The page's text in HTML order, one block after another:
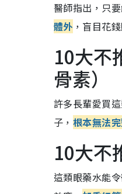
醫師指出，只
體外 ，盲目花
10大不
骨素）
許多長輩愛買
子， 根本無法
10大不
這類眼藥水能